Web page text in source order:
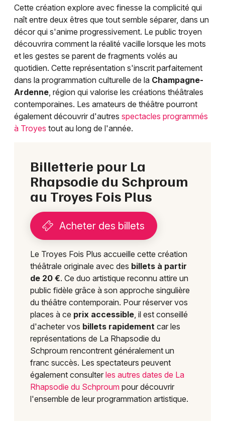
Cette création explore avec finesse la complicité qui
naît entre deux êtres que tout semble séparer, dans un
décor qui s'anime progressivement. Le public troyen
découvrira comment la réalité vacille lorsque les mots
et les gestes se parent de fragments volés au
quotidien. Cette représentation s'inscrit parfaitement
dans la programmation culturelle de la Champagne-
Ardenne, région qui valorise les créations théâtrales
contemporaines. Les amateurs de théâtre pourront
également découvrir d'autres spectacles programmés
à Troyes tout au long de l'année.
Billetterie pour La
Rhapsodie du Schproum
au Troyes Fois Plus
Acheter des billets
Le Troyes Fois Plus accueille cette création
théâtrale originale avec des billets à partir
de 20 €. Ce duo artistique reconnu attire un
public fidèle grâce à son approche singulière
du théâtre contemporain. Pour réserver vos
places à ce prix accessible, il est conseillé
d'acheter vos billets rapidement car les
représentations de La Rhapsodie du
Schproum rencontrent généralement un
franc succès. Les spectateurs peuvent
également consulter les autres dates de La
Rhapsodie du Schproum pour découvrir
l'ensemble de leur programmation artistique.